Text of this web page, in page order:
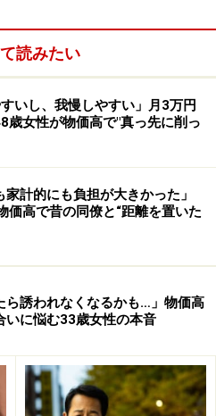
効果が期待できそうです。
の水道代を紹介
ればということで、一例と
を公開します。下記のグラフ
年間の、2か月ごとに請求さ
です。ガイドは都内のマンシ
道局と契約しています。
読みたい
すいし、我慢しやすい」月3万円
歳女性が物価高で"真っ先に削っ
家計的にも負担が大きかった」
価高で昔の同僚と“距離を置いた
ら誘われなくなるかも…」物価高
いに悩む33歳女性の本音